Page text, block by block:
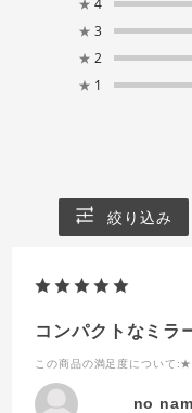
★ 3
★ 2
★ 1
絞り込み
コンパクトなミラ
この商品の満足度について
no